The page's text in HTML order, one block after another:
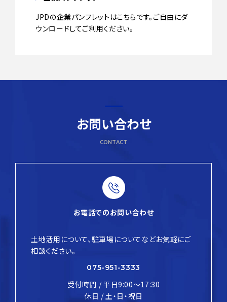
JPDの企業パンフレットはこちらです。ご自由にダ
ウンロードしてご利用ください。
お問い合わせ
CONTACT
お電話でのお問い合わせ
土地活用について、駐車場についてなどお気軽にご
相談ください。
075-951-3333
受付時間 / 平日9:00〜17:30
休日 / 土・日・祝日